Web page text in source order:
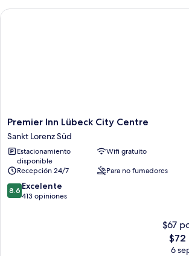
Premier
Inn
Lübeck
City
Centre
Sankt
Lorenz
Süd
Premier Inn Lübeck City Centre
Sankt Lorenz Süd
Estacionamiento
disponible
Wifi gratuito
Recepción 24/7
Para no fumadores
8.6
de
8.6 Excelente
413 opiniones
$67
El
$72
6
Premier Inn Lübeck City Centre